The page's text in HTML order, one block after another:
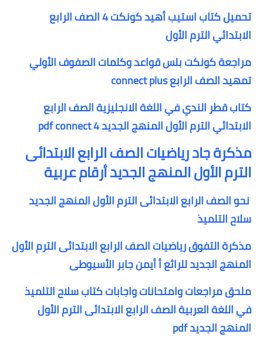
تحميل كتاب استيب أهيد كونكت 4 الصف الرابع
الابتدائي الترم الأول
مراجعة كونكت بلس قواعد وكلمات الصفوف الأولي
تمهيد الصف الرابع connect plus
كتاب قطر الندي في اللغة الانجليزية الصف الرابع
الابتدائي الترم الأول المنهج الجديد pdf connect 4
مذكرة جاد رياضيات الصف الرابع الابتدائى
الترم الأول المنهج الجديد أرقام عربية
نحو الصف الرابع الابتدائى الترم الأول المنهج الجديد
سلاح التلميذ
مذكرة التفوق رياضيات الصف الرابع الابتدائى الترم الأول
المنهج الجديد للرائع أ أيمن جابر الأسيوطى
ملحق مراجعات وامتحانات واجابات كتاب سلاح التلميذ
في اللغة العربية الصف الرابع الابتدائى الترم الأول
المنهج الجديد pdf